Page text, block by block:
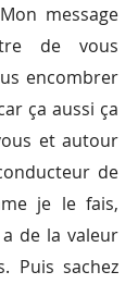
message
de vous
encombrer
ça aussi ça
et autour
de
je le fais,
de la valeur
Puis sachez